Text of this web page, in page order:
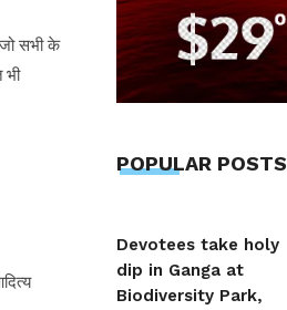
सभी के
भी
POPULAR POSTS
Devotees take holy
dip in Ganga at
Biodiversity Park,